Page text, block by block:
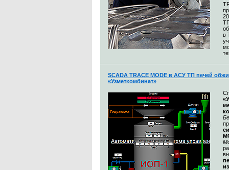
в
SCADA TRACE MODE в АСУ ТП печей
«Узметкомбинат»